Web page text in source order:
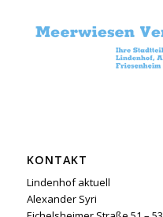
KONTAKT
Lindenhof aktuell
Alexander Syri